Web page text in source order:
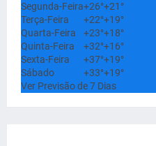
Segunda-Feira+26°+21°
Terça-Feira
+22°+19°
Quarta-Feira
+23°+18°
Quinta-Feira
+32°+16°
Sexta-Feira
+37°+19°
Sábado
+33°+19°
Ver Previsão de 7 Dias